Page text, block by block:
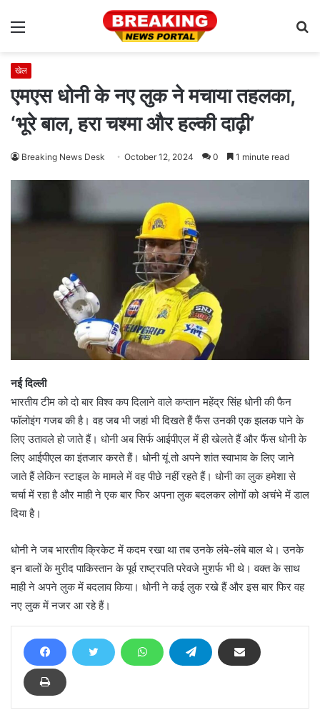
Menu
खेल
एमएस धोनी के नए लुक ने मचाया तहलका,
‘भूरे बाल, हरा चश्मा और हल्की दाढ़ी’
Breaking News Desk October 12, 2024 0 1 minute read
नई दिल्ली
भारतीय टीम को दो बार विश्व कप दिलाने वाले कप्तान महेंद्र सिंह धोनी की फैन
फॉलोइंग गजब की है। वह जब भी जहां भी दिखते हैं फैंस उनकी एक झलक पाने के
लिए उतावले हो जाते हैं। धोनी अब सिर्फ आईपीएल में ही खेलते हैं और फैंस धोनी के
लिए आईपीएल का इंतजार करते हैं। धोनी यूं तो अपने शांत स्वाभाव के लिए जाने
जाते हैं लेकिन स्टाइल के मामले में वह पीछे नहीं रहते हैं। धोनी का लुक हमेशा से
चर्चा में रहा है और माही ने एक बार फिर अपना लुक बदलकर लोगों को अचंभे में डाल
दिया है।
धोनी ने जब भारतीय क्रिकेट में कदम रखा था तब उनके लंबे-लंबे बाल थे। उनके
इन बालों के मुरीद पाकिस्तान के पूर्व राष्ट्रपति परेवजे मुशर्फ भी थे। वक्त के साथ
माही ने अपने लुक में बदलाव किया। धोनी ने कई लुक रखे हैं और इस बार फिर वह
नए लुक में नजर आ रहे हैं।